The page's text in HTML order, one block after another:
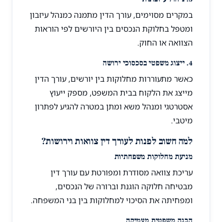
במקרים מסוימים, עורך הדין מתמנה כמנהל עיזבון
ומטפל בחלוקת הנכסים בין היורשים לפי הוראות
הצוואה או החוק.
4. ייצוג משפטי בסכסוכי ירושה
כאשר מתעוררות מחלוקות בין יורשים, עורך הדין
מייצג את הלקוח בבית המשפט, מספק ייעוץ
אסטרטגי ומנהל משא ומתן במטרה להגיע לפתרון
מיטבי.
למה חשוב לפנות לעורך דין צוואות וירושות?
מניעת מחלוקות משפחתיות
עריכת צוואה מסודרת ומפורטת עם עורך דין
מבטיחה חלוקה הוגנת וברורה של הנכסים,
ומפחיתה את הסיכוי למחלוקות בין בני המשפחה.